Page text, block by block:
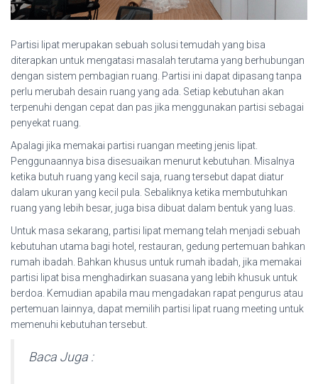
Partisi lipat merupakan sebuah solusi temudah yang bisa
diterapkan untuk mengatasi masalah terutama yang berhubungan
dengan sistem pembagian ruang. Partisi ini dapat dipasang tanpa
perlu merubah desain ruang yang ada. Setiap kebutuhan akan
terpenuhi dengan cepat dan pas jika menggunakan partisi sebagai
penyekat ruang.
Apalagi jika memakai partisi ruangan meeting jenis lipat.
Penggunaannya bisa disesuaikan menurut kebutuhan. Misalnya
ketika butuh ruang yang kecil saja, ruang tersebut dapat diatur
dalam ukuran yang kecil pula. Sebaliknya ketika membutuhkan
ruang yang lebih besar, juga bisa dibuat dalam bentuk yang luas.
Untuk masa sekarang, partisi lipat memang telah menjadi sebuah
kebutuhan utama bagi hotel, restauran, gedung pertemuan bahkan
rumah ibadah. Bahkan khusus untuk rumah ibadah, jika memakai
partisi lipat bisa menghadirkan suasana yang lebih khusuk untuk
berdoa. Kemudian apabila mau mengadakan rapat pengurus atau
pertemuan lainnya, dapat memilih partisi lipat ruang meeting untuk
memenuhi kebutuhan tersebut.
Baca Juga :